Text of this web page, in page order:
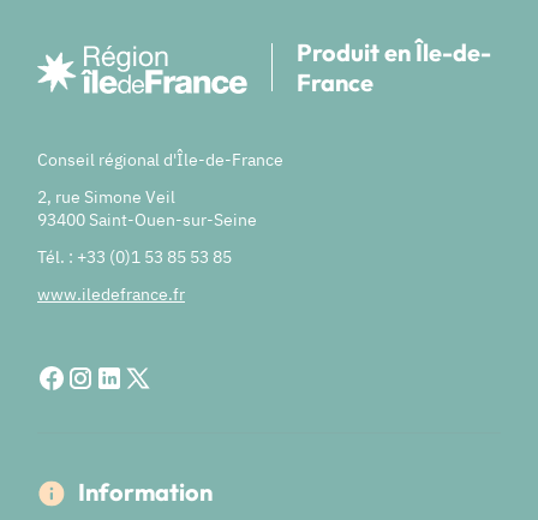
Produit en Île-de-
France
Conseil régional d'Île-de-France
2, rue Simone Veil
93400 Saint-Ouen-sur-Seine
Tél. : +33 (0)1 53 85 53 85
www.iledefrance.fr
Information